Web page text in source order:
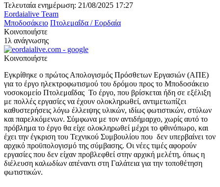
Τελευταία ενημέρωση: 21/08/2025 17:27
Eordaialive Team
Μποδοσάκειο Πτολεμαΐδα / Εορδαία
Κοινοποιήστε
1λ ανάγνωσης
Κοινοποιήστε
Εγκρίθηκε ο πρώτος Απολογισμός Πρόσθετων Εργασιών (ΑΠΕ)
για το έργο ηλεκτροφωτισμού του δρόμου προς το Μποδοσάκειο
νοσοκομείο Πτολεμαΐδας Το έργο, που βρίσκεται ήδη σε εξέλιξη
με πολλές εργασίες να έχουν ολοκληρωθεί, αντιμετωπίζει
καθυστερήσεις λόγω έλλειψης υλικών, ιδίως φωτιστικών, στύλων
και παρελκόμενων. Σύμφωνα με τον αντιδήμαρχο, χωρίς αυτό το
πρόβλημα το έργο θα είχε ολοκληρωθεί μέχρι το φθινόπωρο, και
έχει την έγκριση του Τεχνικού Συμβουλίου που δεν υπερβαίνει τον
αρχικό προϋπολογισμό της σύμβασης. Οι νέες τιμές αφορούν
εργασίες που δεν είχαν προβλεφθεί στην αρχική μελέτη, όπως η
διέλευση καλωδίων απέναντι στη Γαλάτεια για την τοποθέτηση
φωτιστικών.